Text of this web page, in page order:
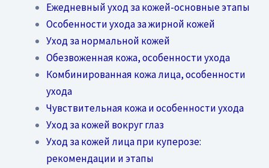
Ежедневный уход за кожей-основные этапы
Особенности ухода за жирной кожей
Уход за нормальной кожей
Обезвоженная кожа, особенности ухода
Комбинированная кожа лица, особенности
ухода
Чувствительная кожа и особенности ухода
Уход за кожей вокруг глаз
Уход за кожей лица при куперозе:
рекомендации и этапы